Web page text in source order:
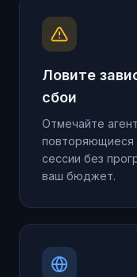
Ловите
сбои
Отмечайте
повторяющиеся
сессии без
ваш бюджет.